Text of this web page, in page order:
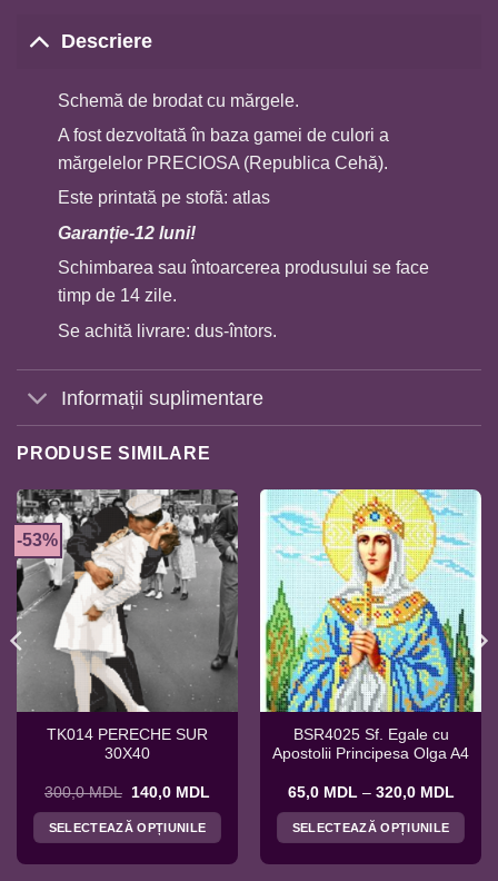
Descriere
Schemă de brodat cu mărgele.
A fost dezvoltată în baza gamei de culori a
mărgelelor PRECIOSA (Republica Cehă).
Este printată pe stofă: atlas
Garanție-12 luni!
Schimbarea sau întoarcerea produsului se face
timp de 14 zile.
Se achită livrare: dus-întors.
Informații suplimentare
PRODUSE SIMILARE
-53%
TK014 PERECHE SUR
30X40
300,0MDL
Prețul
a
fost:
140,0 MDL
este:
140,0 MDL.
SELECTEAZĂ OPȚIUNILE
BSR4025 Sf. Egale cu
Apostolii Principesa Olga A4
65,0 MDL – 320,0 MDL
65,0
la
SELECTEAZĂ OPȚIUNILE